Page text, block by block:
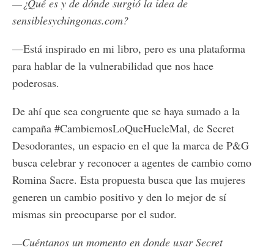
sensiblesychingonas.com?
—Está inspirado en mi libro, pero es una plataforma
para hablar de la vulnerabilidad que nos hace
poderosas.
De ahí que sea congruente que se haya sumado a la
campaña #CambiemosLoQueHueleMal, de Secret
Desodorantes, un espacio en el que la marca de P&G
busca celebrar y reconocer a agentes de cambio como
Romina Sacre. Esta propuesta busca que las mujeres
generen un cambio positivo y den lo mejor de sí
mismas sin preocuparse por el sudor.
—Cuéntanos un momento en donde usar Secret